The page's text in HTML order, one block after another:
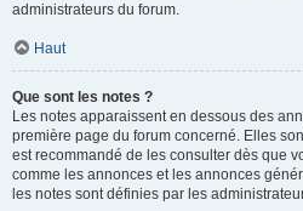
administrateurs du forum.
Haut
Que sont les notes ?
Les notes apparaissent en dessous des
première page du forum concerné. Elles
est recommandé de les consulter dès que
comme les annonces et les annonces
les notes sont définies par les